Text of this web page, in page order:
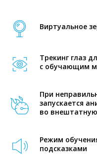
Виртуальное
Трекинг глаз
с обучающим
При
запускается
во
Режим
подсказками